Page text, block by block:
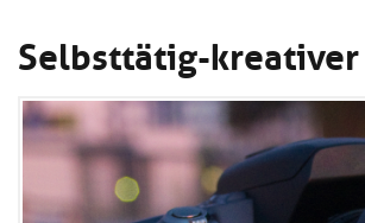
Selbsttätig-kreativer